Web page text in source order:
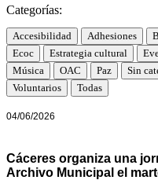
Categorías:
Accesibilidad Adhesiones
Ecoc
Estrategia cultural
Música
OAC Paz Sin
Voluntarios
Todas
04/06/2026
Cáceres organiza una
Archivo Municipal el